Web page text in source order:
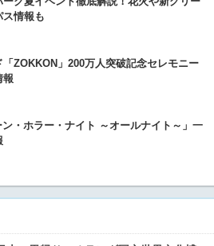
ス情報も
ZOKKON」200万人突破記念セレモニー
報
・ホラー・ナイト ～オールナイト～」一